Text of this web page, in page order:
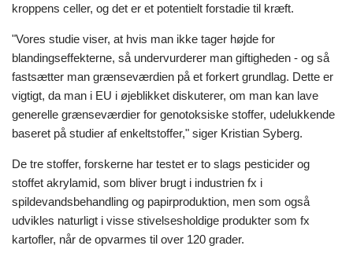
kroppens celler, og det er et potentielt forstadie til kræft.
"Vores studie viser, at hvis man ikke tager højde for
blandingseffekterne, så undervurderer man giftigheden - og så
fastsætter man grænseværdien på et forkert grundlag. Dette er
vigtigt, da man i EU i øjeblikket diskuterer, om man kan lave
generelle grænseværdier for genotoksiske stoffer, udelukkende
baseret på studier af enkeltstoffer," siger Kristian Syberg.
De tre stoffer, forskerne har testet er to slags pesticider og
stoffet akrylamid, som bliver brugt i industrien fx i
spildevandsbehandling og papirproduktion, men som også
udvikles naturligt i visse stivelsesholdige produkter som fx
kartofler, når de opvarmes til over 120 grader.